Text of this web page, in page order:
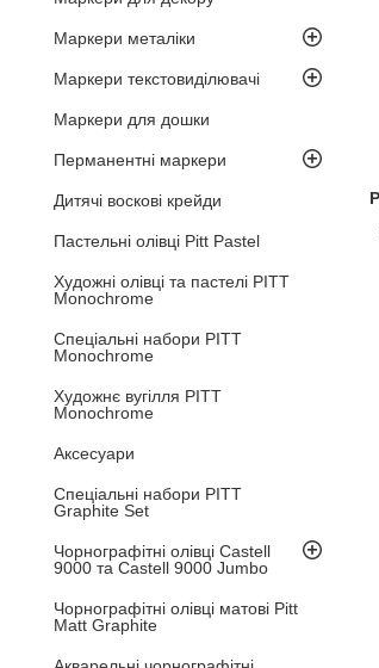
Маркери металіки
Маркери текстовиділювачі
Маркери для дошки
Перманентні маркери
Дитячі воскові крейди
Пастельні олівці Pitt Pastel
Художні олівці та пастелі PITT
Monochrome
Спеціальні набори PITT
Monochrome
Художнє вугілля PITT
Monochrome
Аксесуари
Спеціальні набори PITT
Graphite Set
Чорнографітні олівці Castell
9000 та Castell 9000 Jumbo
Чорнографітні олівці матові Pitt
Matt Graphite